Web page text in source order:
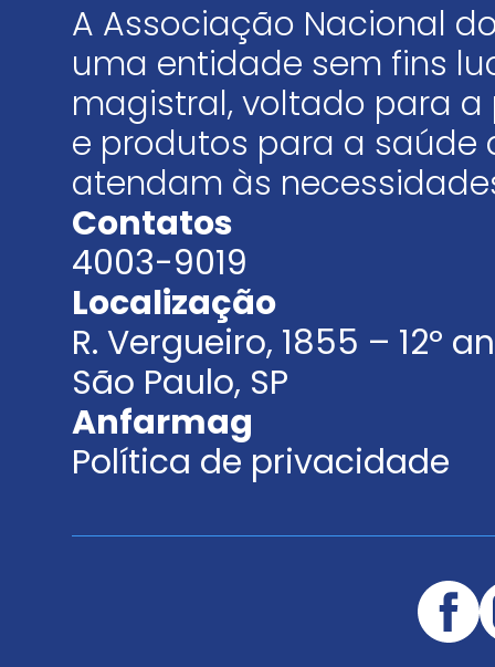
A Associação Nacional
uma entidade sem fins
magistral, voltado para
e produtos para a saúde
atendam às
Contatos
4003-9019
Localização
R. Vergueiro, 1855 – 12º
São Paulo, SP
Anfarmag
Política de privacidade